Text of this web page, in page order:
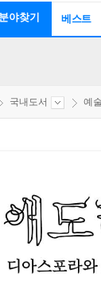
야찾기 베스트
국내도서 예술